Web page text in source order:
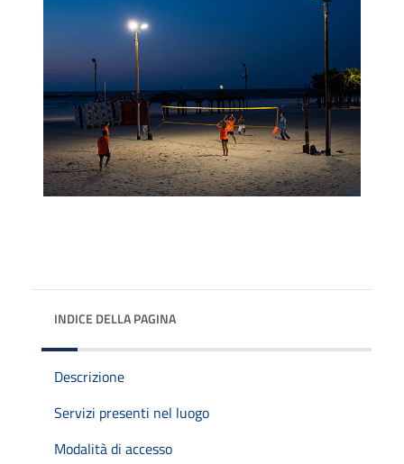
INDICE DELLA PAGINA
Descrizione
Servizi presenti nel luogo
Modalità di accesso